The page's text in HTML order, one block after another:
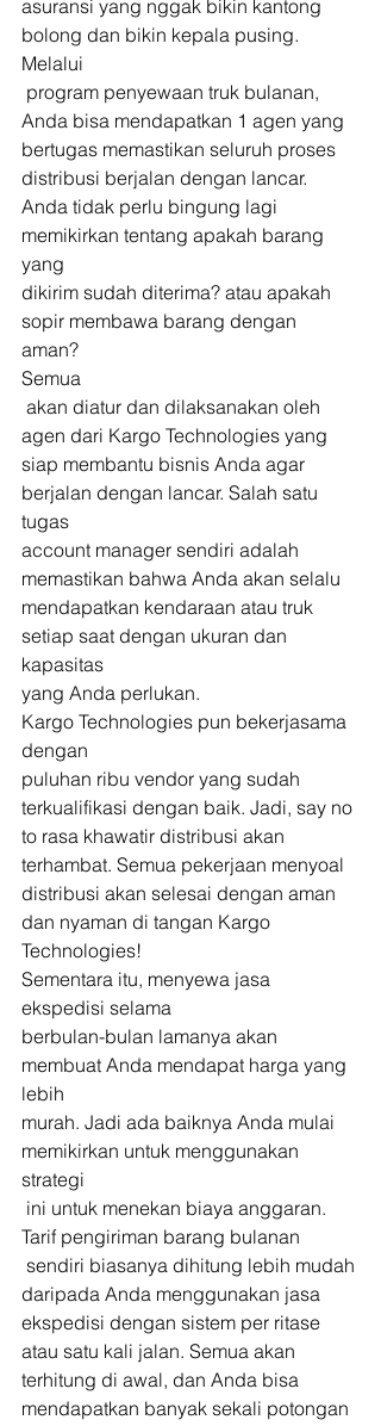
asuransi yang nggak bikin kantong
bolong dan bikin kepala pusing.
Melalui
Anda bisa mendapatkan 1 agen yang
bertugas memastikan seluruh proses
distribusi berjalan dengan lancar.
Anda tidak perlu bingung lagi
memikirkan tentang apakah barang
yang
dikirim sudah diterima? atau apakah
sopir membawa barang dengan
aman?
Semua
agen dari Kargo Technologies yang
siap membantu bisnis Anda agar
berjalan dengan lancar. Salah satu
tugas
account manager sendiri adalah
memastikan bahwa Anda akan selalu
mendapatkan kendaraan atau truk
setiap saat dengan ukuran dan
kapasitas
yang Anda perlukan.
Kargo Technologies pun bekerjasama
dengan
puluhan ribu vendor yang sudah
terkualifikasi dengan baik. Jadi, say no
to rasa khawatir distribusi akan
terhambat. Semua pekerjaan menyoal
distribusi akan selesai dengan aman
dan nyaman di tangan Kargo
Technologies!
Sementara itu, menyewa jasa
ekspedisi selama
berbulan-bulan lamanya akan
membuat Anda mendapat harga yang
lebih
murah. Jadi ada baiknya Anda mulai
memikirkan untuk menggunakan
strategi
ini untuk menekan biaya anggaran.
Tarif pengiriman barang bulanan
daripada Anda menggunakan jasa
ekspedisi dengan sistem per ritase
atau satu kali jalan. Semua akan
terhitung di awal, dan Anda bisa
mendapatkan banyak sekali potongan